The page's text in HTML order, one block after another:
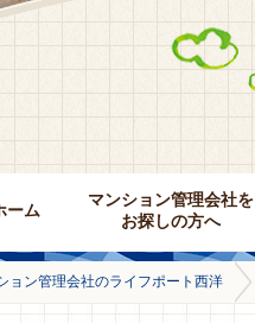
ーム
マンション管理会社を
お探しの方へ
ョン管理会社のライフポート西洋